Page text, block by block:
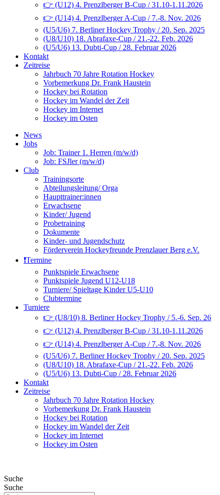
👉 (U12) 4. Prenzlberger B-Cup / 31.10-1.11.2026
👉 (U14) 4. Prenzlberger A-Cup / 7.-8. Nov. 2026
(U5/U6) 7. Berliner Hockey Trophy / 20. Sep. 2025
(U8/U10) 18. Abrafaxe-Cup / 21.-22. Feb. 2026
(U5/U6) 13. Dubti-Cup / 28. Februar 2026
Kontakt
Zeitreise
Jahrbuch 70 Jahre Rotation Hockey
Vorbemerkung Dr. Frank Haustein
Hockey bei Rotation
Hockey im Wandel der Zeit
Hockey im Internet
Hockey im Osten
News
Jobs
Job: Trainer 1. Herren (m/w/d)
Job: FSJler (m/w/d)
Club
Trainingsorte
Abteilungsleitung/ Orga
Haupttrainer:innen
Erwachsene
Kinder/ Jugend
Probetraining
Dokumente
Kinder- und Jugendschutz
Förderverein Hockeyfreunde Prenzlauer Berg e.V.
❗️Termine
Punktspiele Erwachsene
Punktspiele Jugend U12-U18
Turniere/ Spieltage Kinder U5-U10
Clubtermine
Turniere
👉 (U8/10) 8. Berliner Hockey Trophy / 5.-6. Sep. 26
👉 (U12) 4. Prenzlberger B-Cup / 31.10-1.11.2026
👉 (U14) 4. Prenzlberger A-Cup / 7.-8. Nov. 2026
(U5/U6) 7. Berliner Hockey Trophy / 20. Sep. 2025
(U8/U10) 18. Abrafaxe-Cup / 21.-22. Feb. 2026
(U5/U6) 13. Dubti-Cup / 28. Februar 2026
Kontakt
Zeitreise
Jahrbuch 70 Jahre Rotation Hockey
Vorbemerkung Dr. Frank Haustein
Hockey bei Rotation
Hockey im Wandel der Zeit
Hockey im Internet
Hockey im Osten
Suche
Suche